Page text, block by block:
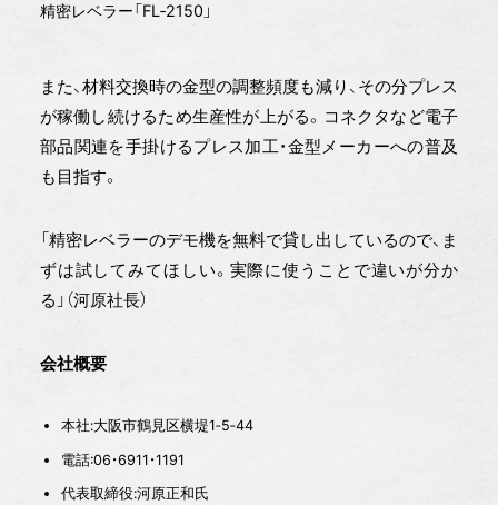
精密レベラー「FL‐2150」
また、材料交換時の金型の調整頻度も減り、その分プレス
が稼働し続けるため生産性が上がる。コネクタなど電子
部品関連を手掛けるプレス加工・金型メーカーへの普及
も目指す。
「精密レベラーのデモ機を無料で貸し出しているので、ま
ずは試してみてほしい。実際に使うことで違いが分か
る」（河原社長）
会社概要
本社:大阪市鶴見区横堤1‐5‐44
電話:06・6911・1191
代表取締役:河原正和氏